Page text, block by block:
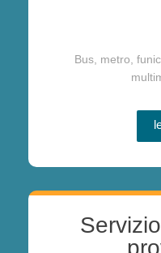
Bus, metro,